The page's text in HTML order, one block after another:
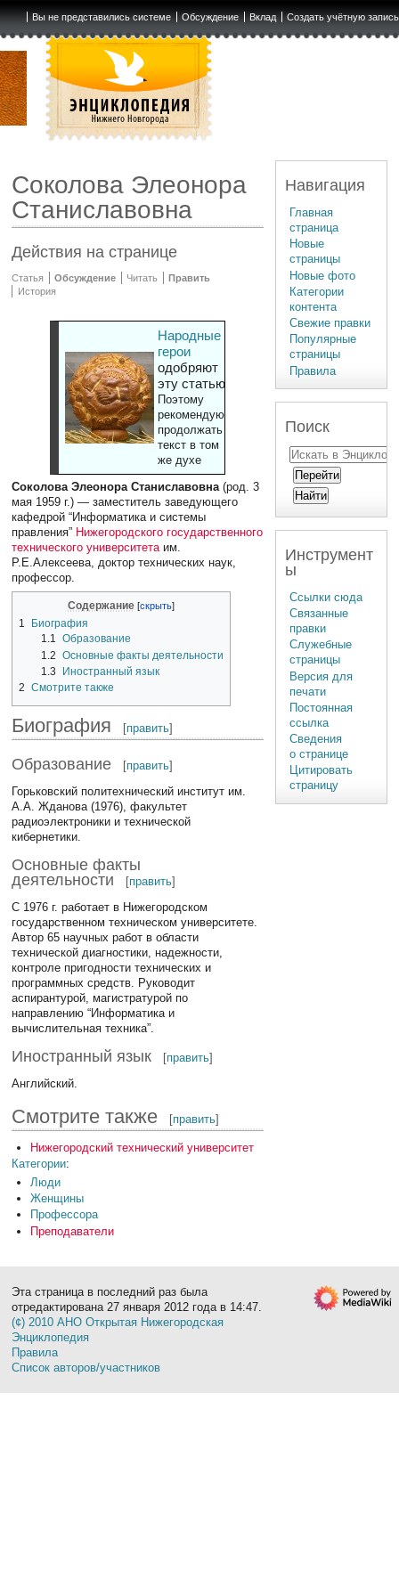
Вы не представились системе Обсуждение Вклад Создать учётную запись
Соколова Элеонора
Станиславовна
Действия на странице
Статья Обсуждение Читать
Править
История
Народные
герои
одобряют
эту статью
Поэтому
рекомендуют
продолжать
текст в том
же духе
Соколова Элеонора Станиславовна(род. 3
мая 1959 г.) — заместитель заведующего
кафедрой “Информатика и системы
правления” Нижегородского государственного
технического университетаим.
Р.Е.Алексеева, доктор технических наук,
профессор.
Содержание
1
Биография
1.1 Образование
1.2 Основные факты деятельности
1.3
Иностранный язык
2
Смотрите также
Биография [править]
Образование [править]
Горьковский политехнический институт им.
А.А. Жданова (1976), факультет
радиоэлектроники и технической
кибернетики.
Основные факты
деятельности
[править]
С 1976 г. работает в Нижегородском
государственном техническом университете.
Автор 65 научных работ в области
технической диагностики, надежности,
контроле пригодности технических и
программных средств. Руководит
аспирантурой, магистратурой по
направлению “Информатика и
вычислительная техника”.
Иностранный язык [править]
Английский.
Смотрите также [править]
Нижегородский технический университет
Категории:
Люди
Женщины
Профессора
Преподаватели
Навигация
Главная
страница
Новые
страницы
Новые фото
Категории
контента
Свежие правки
Популярные
страницы
Правила
Поиск
Инструмент
ы
Ссылки сюда
Связанные
правки
Служебные
страницы
Версия для
печати
Постоянная
ссылка
Сведения
о странице
Цитировать
страницу
Эта страница в последний раз была
отредактирована 27 января 2012 года в 14:47.
(¢) 2010 АНО Открытая Нижегородская
Энциклопедия
Правила
Список авторов/участников